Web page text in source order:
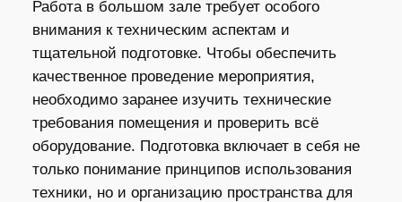
Работа в большом зале требует особого
внимания к техническим аспектам и
тщательной подготовке. Чтобы обеспечить
качественное проведение мероприятия,
необходимо заранее изучить технические
требования помещения и проверить всё
оборудование. Подготовка включает в себя не
только понимание принципов использования
техники, но и организацию пространства для